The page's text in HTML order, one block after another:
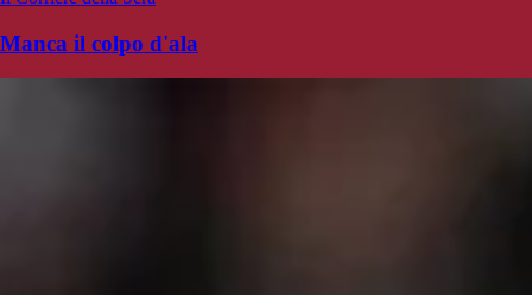
Manca il colpo d'ala